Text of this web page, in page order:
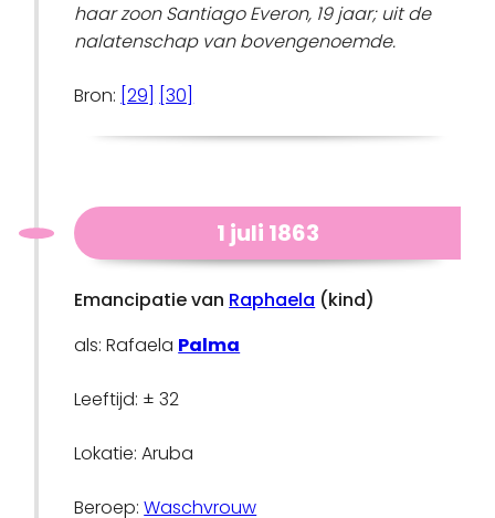
haar zoon Santiago Everon, 19 jaar; uit de
nalatenschap van bovengenoemde.
Bron: [29] [30]
1 juli 1863
Emancipatie van Raphaela (kind)
als: Rafaela Palma
Leeftijd: ± 32
Lokatie: Aruba
Beroep:Waschvrouw